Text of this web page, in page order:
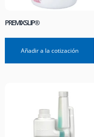
PREMIXSLIP®
Añadir a la cotización